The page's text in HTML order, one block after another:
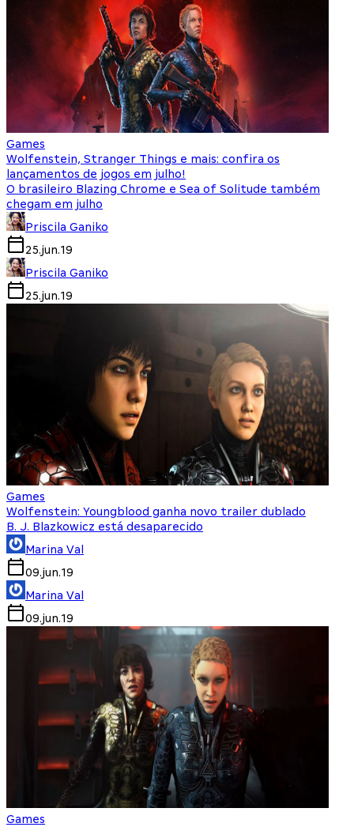
Games
Wolfenstein, Stranger Things e mais: confira os
lançamentos de jogos em julho!
O brasileiro Blazing Chrome e Sea of Solitude também
chegam em julho
Priscila Ganiko
25.jun.19
Priscila Ganiko
25.jun.19
Games
Wolfenstein: Youngblood ganha novo trailer dublado
B. J. Blazkowicz está desaparecido
Marina Val
09.jun.19
Marina Val
09.jun.19
Games